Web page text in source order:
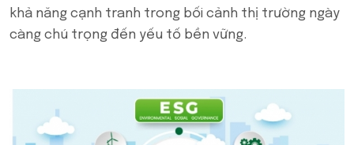
khả năng cạnh tranh trong bối cảnh thị trường ngày
càng chú trọng đến yếu tố bền vững.